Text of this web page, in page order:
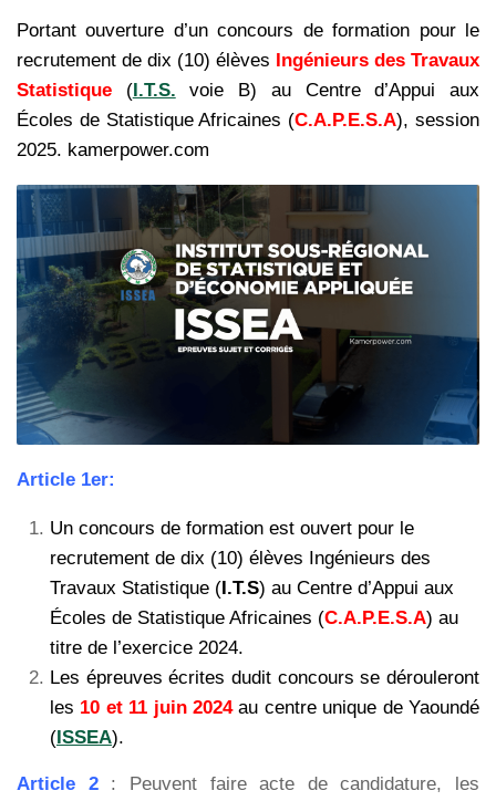
Portant ouverture d’un concours de formation pour le
recrutement de dix (10) élèves Ingénieurs des Travaux
Statistique (I.T.S. voie B) au Centre d’Appui aux
Écoles de Statistique Africaines (C.A.P.E.S.A), session
2025. kamerpower.com
Article 1er:
Un concours de formation est ouvert pour le
recrutement de dix (10) élèves Ingénieurs des
Travaux Statistique (I.T.S) au Centre d’Appui aux
Écoles de Statistique Africaines (C.A.P.E.S.A) au
titre de l’exercice 2024.
Les épreuves écrites dudit concours se dérouleront
les 10 et 11 juin 2024au centre unique de Yaoundé
(ISSEA).
Article 2: Peuvent faire acte de candidature, les